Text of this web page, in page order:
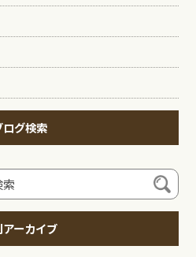
ログ検索
アーカイブ